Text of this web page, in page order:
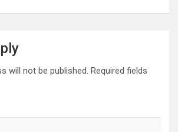
will not be published. Required fields